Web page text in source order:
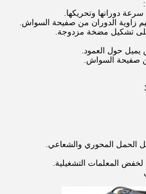
زاوية الدوران من صفيحة السواش.